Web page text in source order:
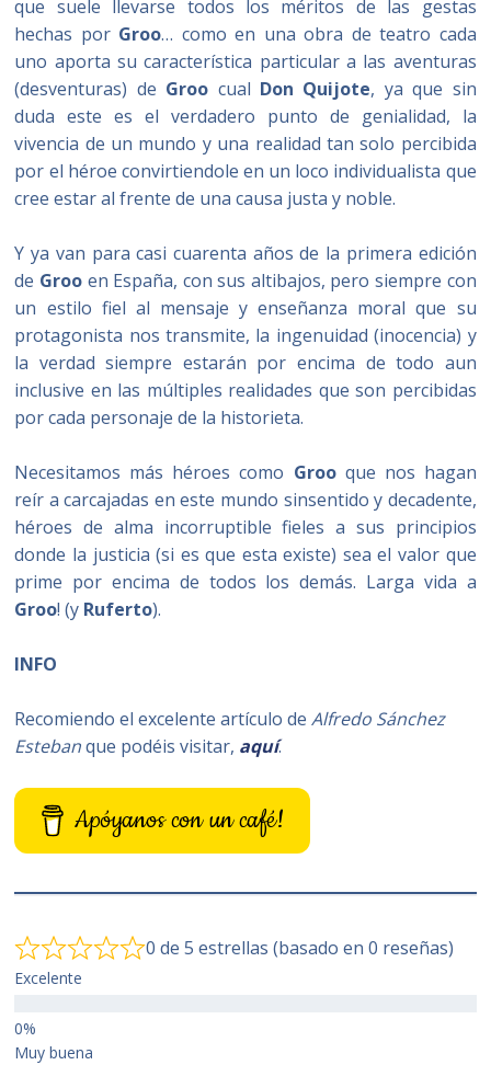
que suele llevarse todos los méritos de las gestas
hechas por Groo… como en una obra de teatro cada
uno aporta su característica particular a las aventuras
(desventuras) de Groo cual Don Quijote, ya que sin
duda este es el verdadero punto de genialidad, la
vivencia de un mundo y una realidad tan solo percibida
por el héroe convirtiendole en un loco individualista que
cree estar al frente de una causa justa y noble.
Y ya van para casi cuarenta años de la primera edición
de Groo en España, con sus altibajos, pero siempre con
un estilo fiel al mensaje y enseñanza moral que su
protagonista nos transmite, la ingenuidad (inocencia) y
la verdad siempre estarán por encima de todo aun
inclusive en las múltiples realidades que son percibidas
por cada personaje de la historieta.
Necesitamos más héroes como Grooque nos hagan
reír a carcajadas en este mundo sinsentido y decadente,
héroes de alma incorruptible fieles a sus principios
donde la justicia (si es que esta existe) sea el valor que
prime por encima de todos los demás. Larga vida a
Groo! (y Ruferto).
INFO
Recomiendo el excelente artículo deAlfredo Sánchez
Estebanque podéis visitar, aquí.
Apóyanos con un café!
0 de 5 estrellas (basado en 0 reseñas)
Excelente
Muy buena